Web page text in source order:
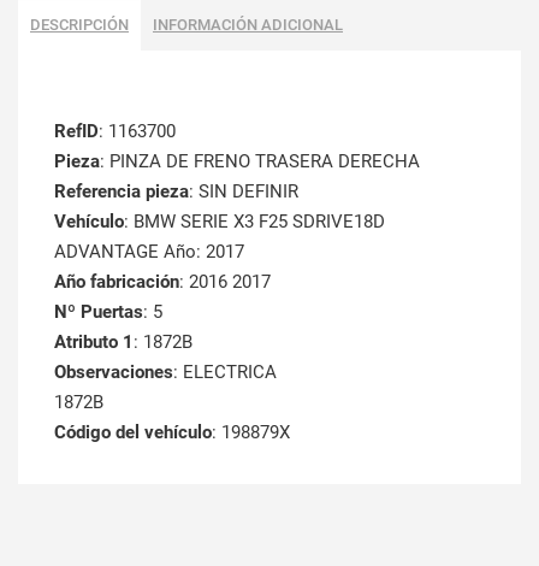
DESCRIPCIÓN INFORMACIÓN ADICIONAL
RefID: 1163700
Pieza: PINZA DE FRENO TRASERA DERECHA
Referencia pieza: SIN DEFINIR
Vehículo: BMW SERIE X3 F25 SDRIVE18D
ADVANTAGE Año: 2017
Año fabricación: 2016 2017
Nº Puertas: 5
Atributo 1 : 1872B
Observaciones: ELECTRICA
1872B
Código del vehículo: 198879X